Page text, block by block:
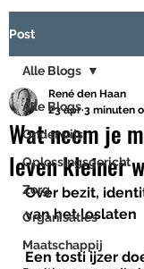
Post
Alle Blogs
Onderwijs
Oplossingsgericht
Zorg
Organisaties
Maatschappij
Alle Blogs
Wat neem je
leven kleiner
René den Haan
23 apr 3 minuten
Over bezit,
van het loslaten
Een tosti ijzer